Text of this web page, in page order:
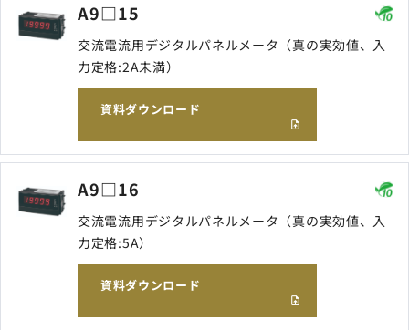
A9□15
交流電流用デジタルパネルメータ（真の実効値、入
力定格:2A未満）
資料ダウンロード
A9□16
交流電流用デジタルパネルメータ（真の実効値、入
力定格:5A）
資料ダウンロード